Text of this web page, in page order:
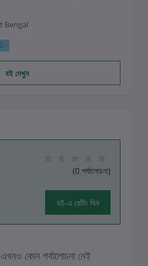
Bengal
বই দেখুন
(0 পর্যালোচনা)
বই-এ রেটিং দিন
কোন পর্যালোচনা নেই